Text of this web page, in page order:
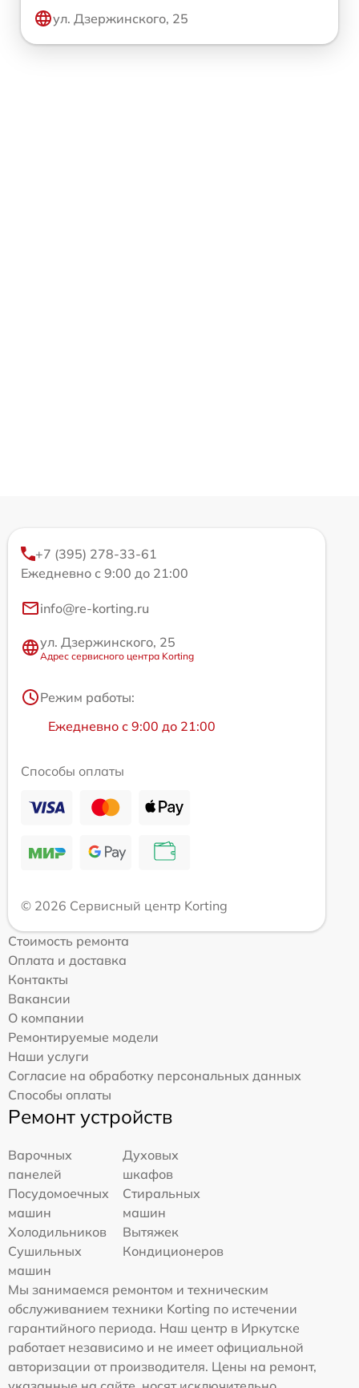
ул. Дзержинского, 25
+7 (395) 278-33-61
Ежедневно с 9:00 до 21:00
info@re-korting.ru
ул. Дзержинского, 25
Адрес сервисного центра Korting
Режим работы:
Ежедневно с 9:00 до 21:00
Способы оплаты
© 2026 Сервисный центр Korting
Стоимость ремонта
Оплата и доставка
Контакты
Вакансии
О компании
Ремонтируемые модели
Наши услуги
Согласие на обработку персональных данных
Способы оплаты
Ремонт устройств
Варочных
панелей
Духовых
шкафов
Посудомоечных
машин
Стиральных
машин
Холодильников
Вытяжек
Сушильных
машин
Кондиционеров
Мы занимаемся ремонтом и техническим
обслуживанием техники Korting по истечении
гарантийного периода. Наш центр в Иркутске
работает независимо и не имеет официальной
авторизации от производителя. Цены на ремонт,